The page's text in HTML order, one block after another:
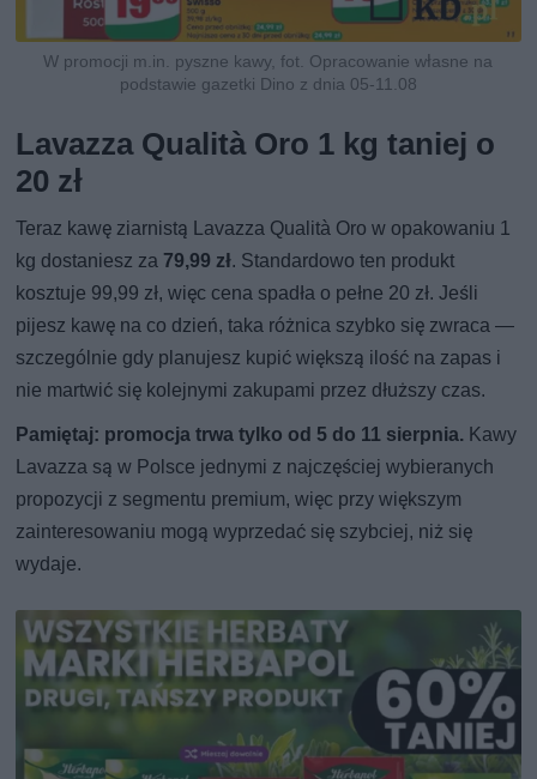
W promocji m.in. pyszne kawy, fot. Opracowanie własne na
podstawie gazetki Dino z dnia 05-11.08
Lavazza Qualità Oro 1 kg taniej o
20 zł
Teraz kawę ziarnistą Lavazza Qualità Oro w opakowaniu 1
kg dostaniesz za 79,99 zł. Standardowo ten produkt
kosztuje 99,99 zł, więc cena spadła o pełne 20 zł. Jeśli
pijesz kawę na co dzień, taka różnica szybko się zwraca —
szczególnie gdy planujesz kupić większą ilość na zapas i
nie martwić się kolejnymi zakupami przez dłuższy czas.
Pamiętaj: promocja trwa tylko od 5 do 11 sierpnia. Kawy
Lavazza są w Polsce jednymi z najczęściej wybieranych
propozycji z segmentu premium, więc przy większym
zainteresowaniu mogą wyprzedać się szybciej, niż się
wydaje.